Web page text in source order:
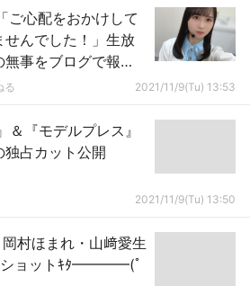
ご心配をおかけして
せんでした！」生放
事をブログで報
る 2021/11/9(Tu) 13:53
＆『モデルプレス』
独占カット公開
2021/11/9(Tu) 13:50
岡村ほまれ・山﨑愛生
ショットｷﾀ━━━━(ﾟ